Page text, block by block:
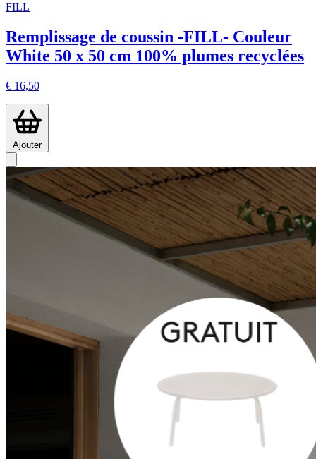
FILL
Remplissage de coussin -FILL- Couleur
White 50 x 50 cm 100% plumes recyclées
€ 16,50
Ajouter